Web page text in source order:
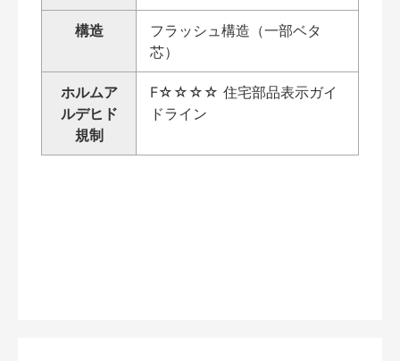
構造
フラッシュ構造（一部ベタ
芯）
ホルムア
ルデヒド
規制
F☆☆☆☆ 住宅部品表示ガイ
ドライン